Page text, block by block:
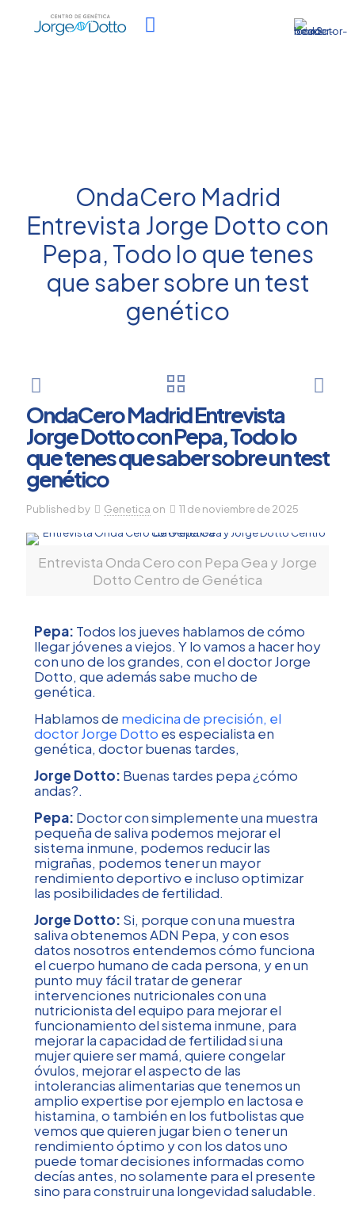
OndaCero Madrid
Entrevista Jorge Dotto con
Pepa, Todo lo que tenes
que saber sobre un test
genético
OndaCero Madrid Entrevista
Jorge Dotto con Pepa, Todo lo
que tenes que saber sobre un test
genético
Published by Genetica on 11 de noviembre de 2025
Entrevista Onda Cero con Pepa Gea y Jorge
Dotto Centro de Genética
Pepa: Todos los jueves hablamos de cómo
llegar jóvenes a viejos. Y lo vamos a hacer hoy
con uno de los grandes, con el doctor Jorge
Dotto, que además sabe mucho de
genética.
Hablamos de medicina de precisión, el
doctor Jorge Dotto es especialista en
genética, doctor buenas tardes,
Jorge Dotto: Buenas tardes pepa ¿cómo
andas?.
Pepa: Doctor con simplemente una muestra
pequeña de saliva podemos mejorar el
sistema inmune, podemos reducir las
migrañas, podemos tener un mayor
rendimiento deportivo e incluso optimizar
las posibilidades de fertilidad.
Jorge Dotto: Si, porque con una muestra
saliva obtenemos ADN Pepa, y con esos
datos nosotros entendemos cómo funciona
el cuerpo humano de cada persona, y en un
punto muy fácil tratar de generar
intervenciones nutricionales con una
nutricionista del equipo para mejorar el
funcionamiento del sistema inmune, para
mejorar la capacidad de fertilidad si una
mujer quiere ser mamá, quiere congelar
óvulos, mejorar el aspecto de las
intolerancias alimentarias que tenemos un
amplio expertise por ejemplo en lactosa e
histamina, o también en los futbolistas que
vemos que quieren jugar bien o tener un
rendimiento óptimo y con los datos uno
puede tomar decisiones informadas como
decías antes, no solamente para el presente
sino para construir una longevidad saludable.